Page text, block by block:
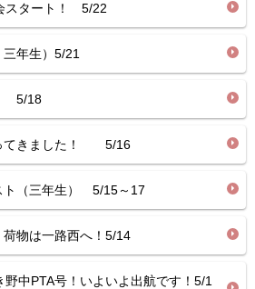
スタート！ 5/22
年生）5/21
5/18
てきました！ 5/16
ト（三年生） 5/15～17
物は一路西へ！5/14
中PTA号！いよいよ出航です！5/1